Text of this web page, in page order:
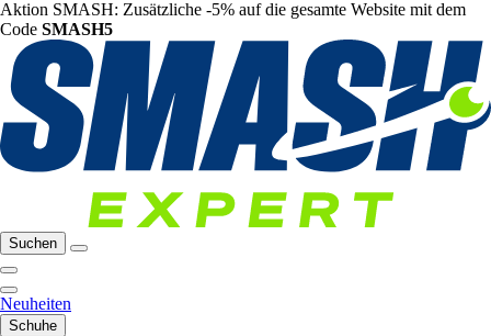
Aktion SMASH: Zusätzliche -5% auf die gesamte Website mit dem
Code SMASH5
Suchen
Neuheiten
Schuhe